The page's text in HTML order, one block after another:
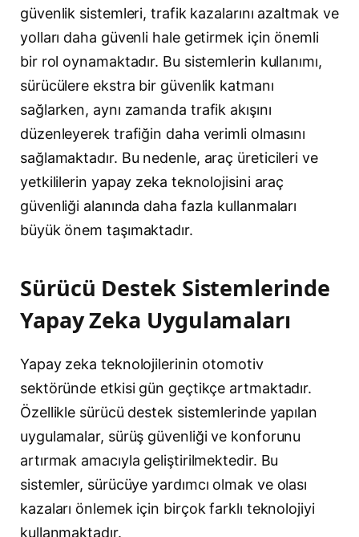
güvenlik sistemleri, trafik kazalarını azaltmak ve
yolları daha güvenli hale getirmek için önemli
bir rol oynamaktadır. Bu sistemlerin kullanımı,
sürücülere ekstra bir güvenlik katmanı
sağlarken, aynı zamanda trafik akışını
düzenleyerek trafiğin daha verimli olmasını
sağlamaktadır. Bu nedenle, araç üreticileri ve
yetkililerin yapay zeka teknolojisini araç
güvenliği alanında daha fazla kullanmaları
büyük önem taşımaktadır.
Sürücü Destek Sistemlerinde
Yapay Zeka Uygulamaları
Yapay zeka teknolojilerinin otomotiv
sektöründe etkisi gün geçtikçe artmaktadır.
Özellikle sürücü destek sistemlerinde yapılan
uygulamalar, sürüş güvenliği ve konforunu
artırmak amacıyla geliştirilmektedir. Bu
sistemler, sürücüye yardımcı olmak ve olası
kazaları önlemek için birçok farklı teknolojiyi
kullanmaktadır.